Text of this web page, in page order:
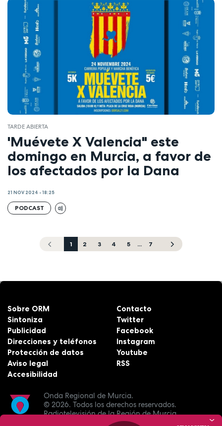
TARDE ABIERTA
'Muévete X Valencia" este
domingo en Murcia, a favor de
los afectados por la Dana
21 NOV 2024 - 18:25
PODCAST
1 2 3 4 5 ... 7
Onda Regional de Murcia.
© 2026. Todos los derechos reservados.
Radiotelevisión de la Región de Murcia.
Sobre ORM
Sintoniza
Publicidad
Direcciones y teléfonos
Protección de datos
Aviso legal
Accesibilidad
Contacto
Twitter
Facebook
Instagram
Youtube
RSS